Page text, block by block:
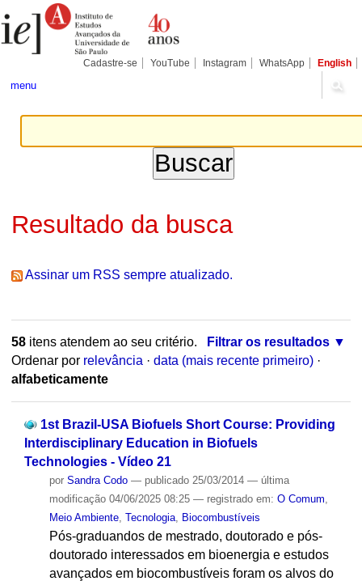
para
conteúdo.
Pessoais
Cadastre-se YouTube Instagram WhatsApp English
menu
Resultado da busca
Assinar um RSS sempre atualizado.
58itens atendem ao seu critério.
Filtrar os resultados
Ordenar por relevância · data (mais recente primeiro) ·
alfabeticamente
1st Brazil-USA Biofuels Short Course: Providing
Interdisciplinary Education in Biofuels
Technologies - Vídeo 21
por Sandra Codo — publicado25/03/2014 — última
modificação04/06/2025 08:25 — registrado em: O Comum
Meio Ambiente, Tecnologia, Biocombustíveis
Pós-graduandos de mestrado, doutorado e pós-
doutorado interessados em bioenergia e estudos
avançados em biocombustíveis foram os alvos do